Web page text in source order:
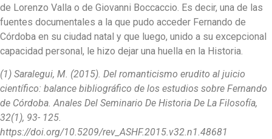
de Lorenzo Valla o de Giovanni Boccaccio. Es decir, una de las
fuentes documentales a la que pudo acceder Fernando de
Córdoba en su ciudad natal y que luego, unido a su excepcional
capacidad personal, le hizo dejar una huella en la Historia.
(1) Saralegui, M. (2015). Del romanticismo erudito al juicio
científico: balance bibliográfico de los estudios sobre Fernando
de Córdoba. Anales Del Seminario De Historia De La Filosofía,
32(1), 93- 125.
https://doi.org/10.5209/rev_ASHF.2015.v32.n1.48681